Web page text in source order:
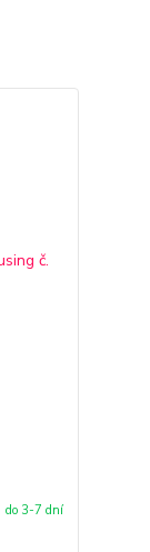
do 3-7 dní